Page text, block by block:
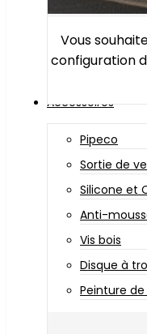
Vous
configuration
Accessoires
Pipeco
Sortie de
Silicone et
Anti-
Vis bois
Disque à
Peinture